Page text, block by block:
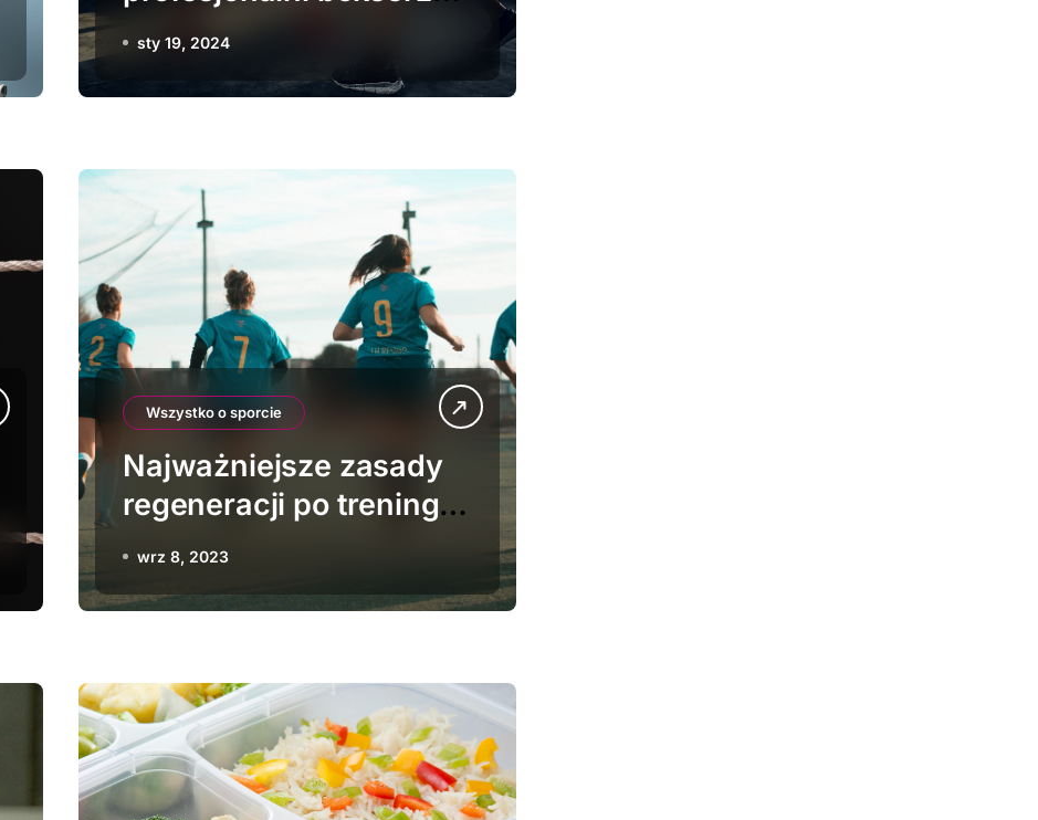
utrzymują formę
sty 19, 2024
Wszystko o sporcie
Najważniejsze zasady
regeneracji po treningu:
Czego unikać, żeby
wrz 8, 2023